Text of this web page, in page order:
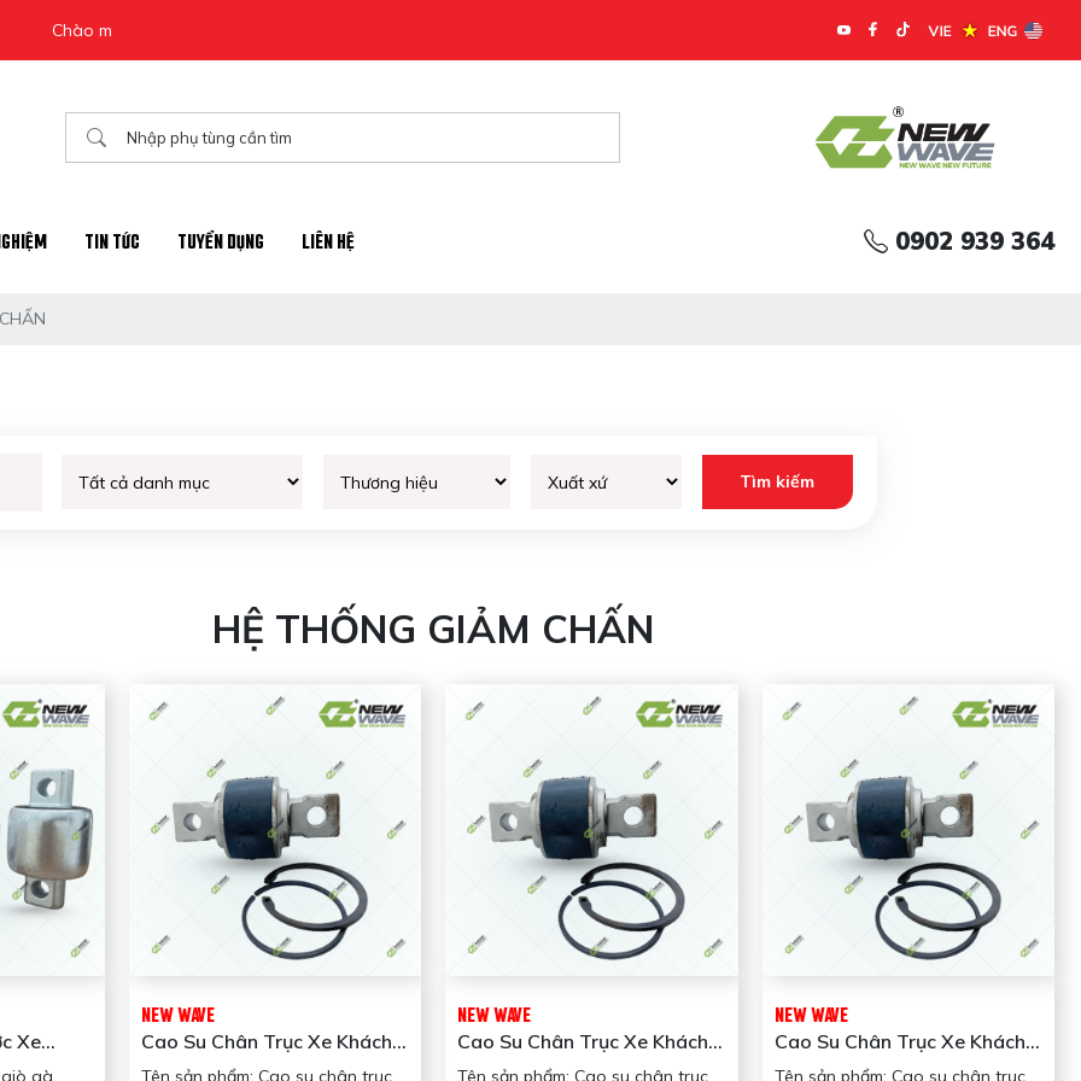
mừng đến với website chính thức của nhà phân phối phụ tùng Ô tô Á Âu
TIN TỨC TUYỂN DỤNG LIÊN HỆ 0902 939 364
HỆ THỐNG GIẢM CHẤN
Xe
giò gà
NEW WAVE
Cao Su Chân Trục Xe Khách
NW855413019T New Wave
Tên sản phẩm: Cao su chân trục
NEW WAVE
Cao Su Chân Trục Xe Khách
NW755412019T New Wave
Tên sản phẩm: Cao su chân trục
NEW WAVE
Cao Su Chân Trục Xe Khách
NW755413019T New Wave
Tên sản phẩm: Cao su chân trục